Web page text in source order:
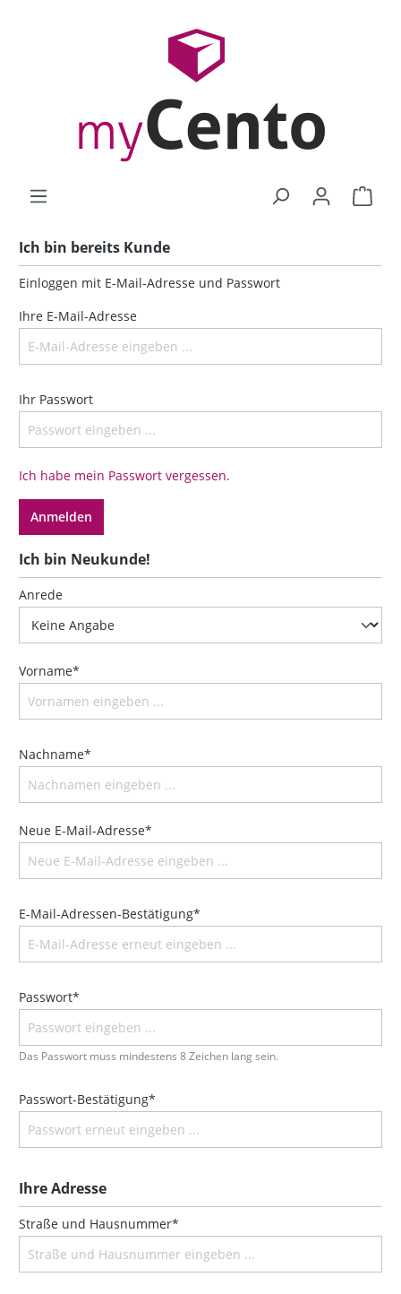
Ich bin bereits Kunde
Einloggen mit E-Mail-Adresse und Passwort
Ihre E-Mail-Adresse
Ihr Passwort
Ich habe mein Passwort vergessen.
Anmelden
Ich bin Neukunde!
Anrede
Vorname*
Nachname*
Neue E-Mail-Adresse*
E-Mail-Adressen-Bestätigung*
Passwort*
Das Passwort muss mindestens 8 Zeichen lang sein.
Passwort-Bestätigung*
Ihre Adresse
Straße und Hausnummer*